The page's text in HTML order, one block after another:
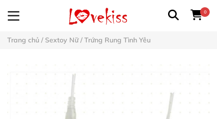
0
Trang chủ / Sextoy Nữ/ Trứng Rung Tình Yêu